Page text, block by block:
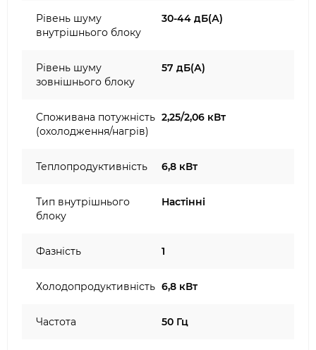
Рівень шуму
внутрішнього блоку
30-44 дБ(А)
Рівень шуму
зовнішнього блоку
57 дБ(А)
Споживана потужність
(охолодження/нагрів)
2,25/2,06 кВт
Теплопродуктивність 6,8 кВт
Тип внутрішнього
блоку
Настінні
Фазність 1
Холодопродуктивність 6,8 кВт
Частота 50 Гц